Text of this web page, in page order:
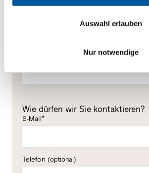
Auswahl erlauben
Nur notwendige
Wie dürfen wir Sie kontaktieren?
E-Mail*
Telefon (optional)